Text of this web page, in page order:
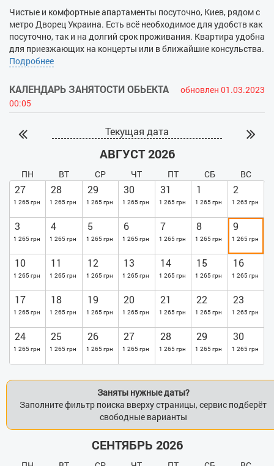
Чистые и комфортные апартаменты посуточно, Киев, рядом с
метро Дворец Украина. Есть всё необходимое для удобств как
посуточно, так и на долгий срок проживания. Квартира удобна
для приезжающих на концерты или в ближайшие консульства.
Рядом рынок со свежими продуктами, а также супермаркеты,
скоростной Wi-Fi, кабельное, спутник, кондиционер, кухонные и
ванные принадлежности.
Подробнее
КАЛЕНДАРЬ ЗАНЯТОСТИ ОБЬЕКТА
обновлен 01.03.2023
00:05
Текущая дата
АВГУСТ 2026
ПН ВТ СР ЧТ ПТ СБ ВС
27
1 265 грн
28
1 265 грн
29
1 265 грн
30
1 265 грн
31
1 265 грн
1
1 265 грн
2
1 265 грн
3
1 265 грн
4
1 265 грн
5
1 265 грн
6
1 265 грн
7
1 265 грн
8
1 265 грн
9
1 265 грн
10
1 265 грн
11
1 265 грн
12
1 265 грн
13
1 265 грн
14
1 265 грн
15
1 265 грн
16
1 265 грн
17
1 265 грн
18
1 265 грн
19
1 265 грн
20
1 265 грн
21
1 265 грн
22
1 265 грн
23
1 265 грн
24
1 265 грн
25
1 265 грн
26
1 265 грн
27
1 265 грн
28
1 265 грн
29
1 265 грн
30
1 265 грн
Заняты нужные даты?
Заполните фильтр поиска вверху страницы, сервис подберёт
свободные варианты
СЕНТЯБРЬ 2026